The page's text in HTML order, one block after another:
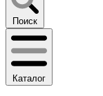
Поиск
Каталог